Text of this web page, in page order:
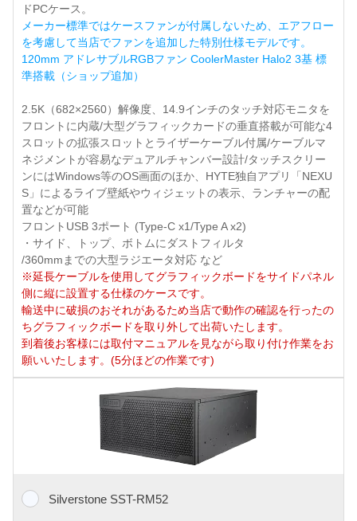
ドPCケース。
メーカー標準ではケースファンが付属しないため、エアフロー
を考慮して当店でファンを追加した特別仕様モデルです。
120mm アドレサブルRGBファン CoolerMaster Halo2 3基 標
準搭載（ショップ追加）
2.5K（682×2560）解像度、14.9インチのタッチ対応モニタを
フロントに内蔵/大型グラフィックカードの垂直搭載が可能な4
スロットの拡張スロットとライザーケーブル付属/ケーブルマ
ネジメントが容易なデュアルチャンバー設計/タッチスクリー
ンにはWindows等のOS画面のほか、HYTE独自アプリ「NEXU
S」によるライブ壁紙やウィジェットの表示、ランチャーの配
置などが可能
フロントUSB 3ポート (Type-C x1/Type A x2)
・サイド、トップ、ボトムにダストフィルタ
/360mmまでの大型ラジエータ対応 など
※延長ケーブルを使用してグラフィックボードをサイドパネル
側に縦に設置する仕様のケースです。
輸送中に破損のおそれがあるため当店で動作の確認を行ったの
ちグラフィックボードを取り外して出荷いたします。
到着後お客様には取付マニュアルを見ながら取り付け作業をお
願いいたします。(5分ほどの作業です)
Silverstone SST-RM52